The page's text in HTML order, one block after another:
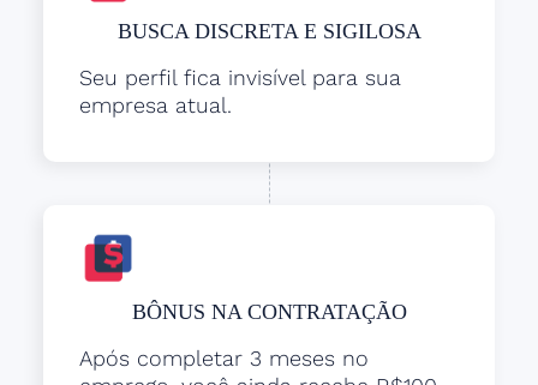
BUSCA DISCRETA E SIGILOSA
Seu perfil fica invisível para sua
empresa atual.
BÔNUS NA CONTRATAÇÃO
Após completar 3 meses no